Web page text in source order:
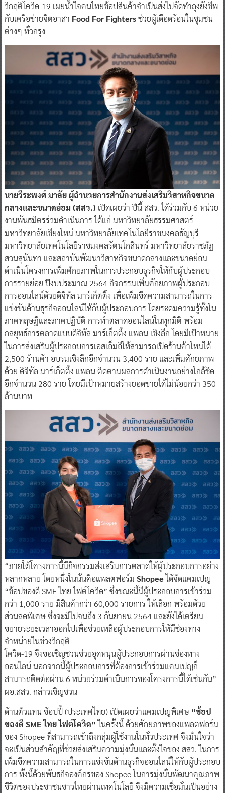
วิกฤติโควิด-19 เผยน้ำใจคนไทยช้อปสินค้าจำเป็นส่งไปจัดทำถุงยังชีพ
กับเครือข่ายจิตอาสา Food For Fightersช่วยผู้เดือดร้อนในชุมชน
ต่างๆ ทั่วกรุง
นายวีระพงศ์ มาลัย ผู้อำนวยการสำนักงานส่งเสริมวิสาหกิจขนาด
กลางและขนาดย่อม (สสว.) เปิดเผยว่า ปีนี้ สสว. ได้ร่วมกับ 6 หน่วย
งานพันธมิตรร่วมดำเนินการ ได้แก่ มหาวิทยาลัยธรรมศาสตร์
มหาวิทยาลัยเชียงใหม่ มหาวิทยาลัยเทคโนโลยีราชมงคลธัญบุรี
มหาวิทยาลัยเทคโนโลยีราชมงคลรัตนโกสินทร์ มหาวิทยาลัยราชภัฏ
สวนสุนันทา และสถาบันพัฒนาวิสาหกิจขนาดกลางและขนาดย่อม
ดำเนินโครงการเพิ่มศักยภาพในการประกอบธุรกิจให้กับผู้ประกอบ
การรายย่อย ปีงบประมาณ 2564 กิจกรรมเพิ่มศักยภาพผู้ประกอบ
การออนไลน์ด้วยดิจิทัล มาร์เก็ตติ้ง เพื่อเพิ่มขีดความสามารถในการ
แข่งขันด้านธุรกิจออนไลน์ให้กับผู้ประกอบการ โดยระดมความรู้ทั้งใน
ภาคทฤษฎีและภาคปฏิบัติ การทำตลาดออนไลน์ในทุกมิติ พร้อม
กลยุทธ์การตลาดแบบดิจิทัล มาร์เก็ตติ้ง แพลน เชิงลึก โดยมีเป้าหมาย
ในการส่งเสริมผู้ประกอบการเอสเอ็มอีให้สามารถเปิดร้านค้าใหม่ได้
2,500 ร้านค้า อบรมเชิงลึกอีกจำนวน 3,400 ราย และเพิ่มศักยภาพ
ด้วย ดิจิทัล มาร์เก็ตติ้ง แพลน ติดตามผลการดำเนินงานอย่างใกล้ชิด
อีกจำนวน 280 ราย โดยมีเป้าหมายสร้างยอดขายได้ไม่น้อยกว่า 350
ล้านบาท
“ภายใต้โครงการนี้มีกิจกรรมส่งเสริมการตลาดให้ผู้ประกอบการอย่าง
หลากหลาย โดยหนึ่งในนั้นคือแพลตฟอร์ม Shopeeได้จัดแคมเปญ
“ช้อปของดี SME ไทย ไฟต์โควิด” ซึ่งขณะนี้มีผู้ประกอบการเข้าร่วม
กว่า 1,000 ราย มีสินค้ากว่า 60,000 รายการ ให้เลือก พร้อมด้วย
ส่วนลดพิเศษ ซึ่งจะมีไปจนถึง 3 กันยายน 2564 และยังได้เตรียม
ขยายระยะเวลาออกไปเพื่อช่วยเหลือผู้ประกอบการให้มีช่องทาง
จำหน่ายในช่วงวิกฤติ
โควิด-19 จึงขอเชิญชวนช่วยอุดหนุนผู้ประกอบการผ่านช่องทาง
ออนไลน์ นอกจากนี้ผู้ประกอบการที่ต้องการเข้าร่วมแคมเปญก็
สามารถติดต่อผ่าน 6 หน่วยร่วมดำเนินการของโครงการนี้ได้เช่นกัน”
ผอ.สสว. กล่าวเชิญชวน
ด้านตัวแทน ช้อปปี้ (ประเทศไทย) เปิดเผยว่าแคมเปญพิเศษ “ช้อป
ของดี SME ไทย ไฟต์โควิด”ในครั้งนี้ ด้วยศักยภาพของแพลตฟอร์ม
ของ Shopee ที่สามารถเข้าถึงกลุ่มผู้ใช้งานในทั่วประเทศ จึงมั่นใจว่า
จะเป็นส่วนสำคัญที่ช่วยส่งเสริมความมุ่งมั่นและตั้งใจของ สสว. ในการ
เพิ่มขีดความสามารถในการแข่งขันด้านธุรกิจออนไลน์ให้กับผู้ประกอบ
การ ทั้งนี้ด้วยพันธกิจองค์กรของ Shopee ในการมุ่งมั่นพัฒนาคุณภาพ
ชีวิตของประชาชนชาวไทยผ่านเทคโนโลยี จึงมีความเชื่อมั่นเป็นอย่าง